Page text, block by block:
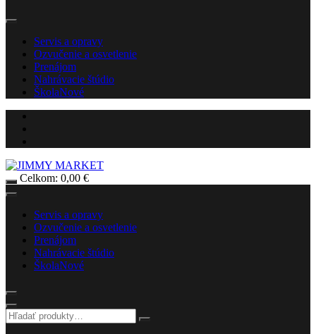
Servis a opravy
Ozvučenie a osvetlenie
Prenájom
Nahrávacie štúdio
ŠkolaNové
Celkom: 0,00 €
Servis a opravy
Ozvučenie a osvetlenie
Prenájom
Nahrávacie štúdio
ŠkolaNové